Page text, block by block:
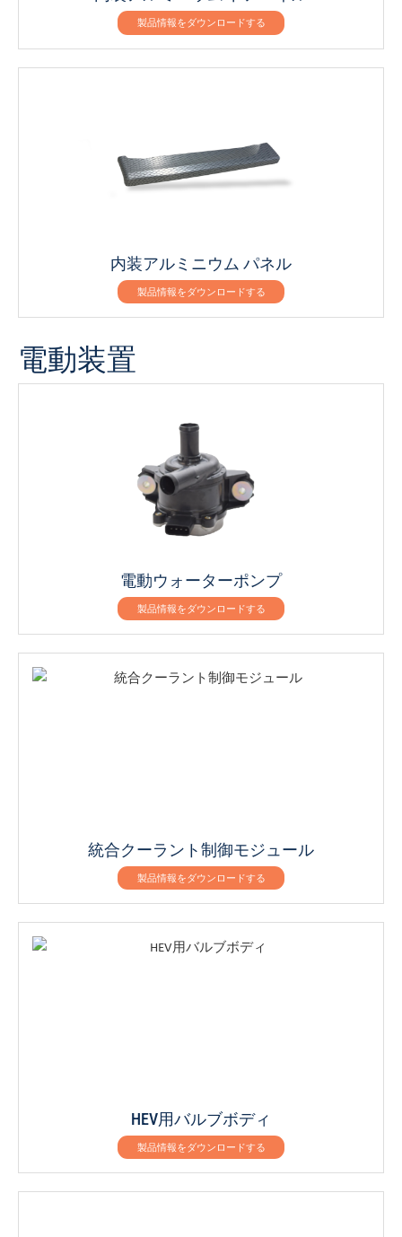
製品情報をダウンロードする
内装アルミニウム パネル
製品情報をダウンロードする
電動装置
電動ウォーターポンプ
製品情報をダウンロードする
統合クーラント制御モジュール
製品情報をダウンロードする
HEV用バルブボディ
製品情報をダウンロードする